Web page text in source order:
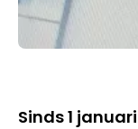
Sinds 1